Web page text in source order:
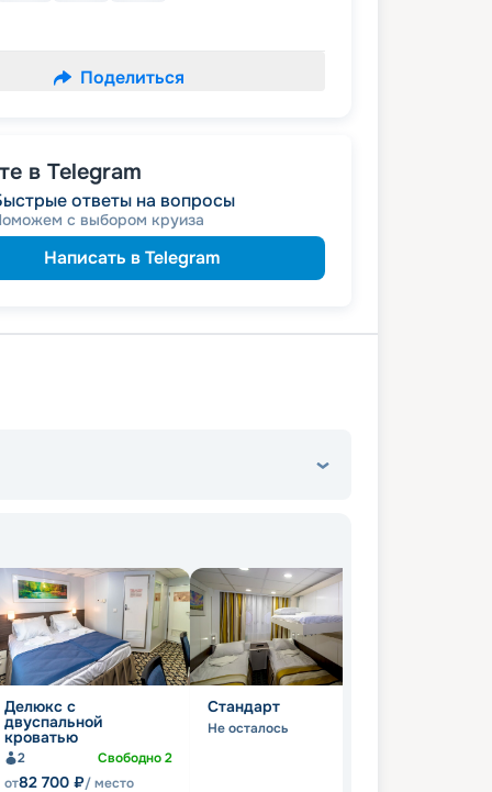
Поделиться
в Telegram
ответы на вопросы
с выбором круиза
Написать в Telegram
Делюкс с
двуспальной
кроватью
2 Свободно2
от82 700 ₽/ место
Стандарт
Не осталось